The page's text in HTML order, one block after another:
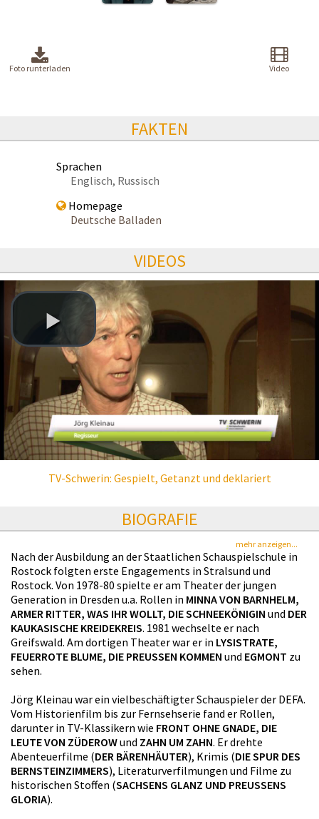
Foto runterladen Video
FAKTEN
Sprachen
Englisch, Russisch
Homepage
Deutsche Balladen
VIDEOS
TV-Schwerin: Gespielt, Getanzt und deklariert
BIOGRAFIE
mehr anzeigen...
Nach der Ausbildung an der Staatlichen Schauspielschule in
Rostock folgten erste Engagements in Stralsund und
Rostock. Von 1978-80 spielte er am Theater der jungen
Generation in Dresden u.a. Rollen in MINNA VON BARNHELM,
ARMER RITTER, WAS IHR WOLLT, DIE SCHNEEKÖNIGIN und DER
KAUKASISCHE KREIDEKREIS. 1981 wechselte er nach
Greifswald. Am dortigen Theater war er in LYSISTRATE,
FEUERROTE BLUME, DIE PREUSSEN KOMMEN und EGMONT zu
sehen.
Jörg Kleinau war ein vielbeschäftigter Schauspieler der DEFA.
Vom Historienfilm bis zur Fernsehserie fand er Rollen,
darunter in TV-Klassikern wie FRONT OHNE GNADE, DIE
LEUTE VON ZÜDEROWund ZAHN UM ZAHN. Er drehte
Abenteuerfilme (DER BÄRENHÄUTER), Krimis (DIE SPUR DES
BERNSTEINZIMMERS), Literaturverfilmungen und Filme zu
historischen Stoffen (SACHSENS GLANZ UND PREUSSENS
GLORIA).